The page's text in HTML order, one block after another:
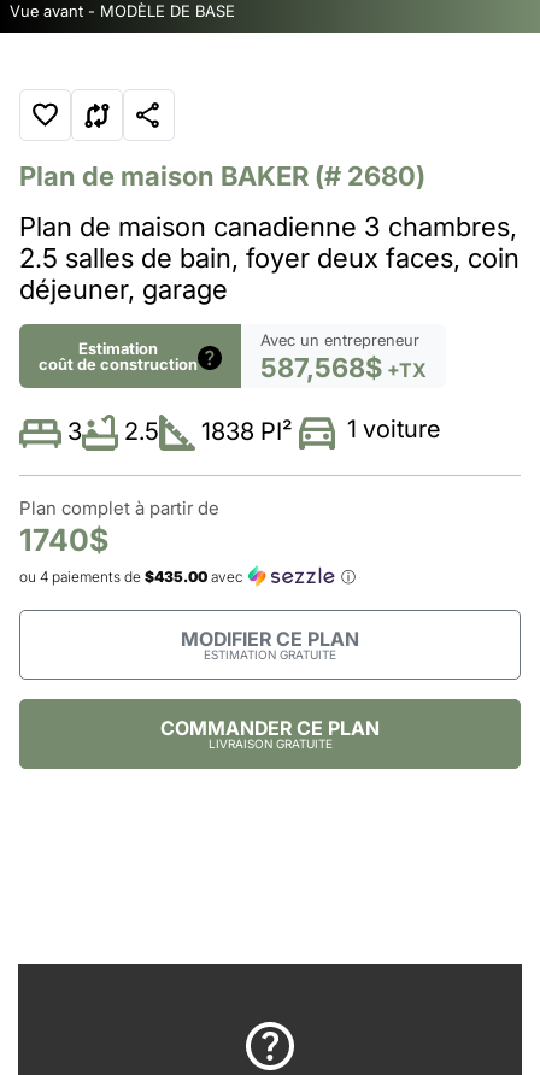
Vue avant - MODÈLE DE BASE
Plan de maison BAKER (# 2680)
Plan de maison canadienne 3 chambres,
2.5 salles de bain, foyer deux faces, coin
déjeuner, garage
Estimation
coût de construction
Avec un entrepreneur
587,568$ +TX
3 2.5 1838 PI² 1 voiture
Plan complet à partir de
1740$
ou 4 paiements de $435.00 avec ⓘ
MODIFIER CE PLAN
ESTIMATION GRATUITE
COMMANDER CE PLAN
LIVRAISON GRATUITE